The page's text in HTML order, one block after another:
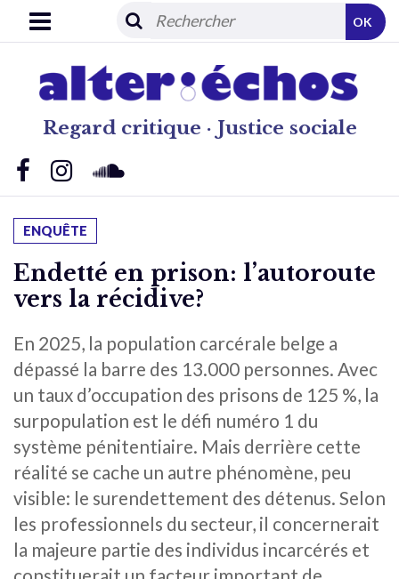
Regard critique · Justice sociale
OK
ENQUÊTE
Endetté en prison: l’autoroute
vers la récidive?
En 2025, la population carcérale belge a
dépassé la barre des 13.000 personnes. Avec
un taux d’occupation des prisons de 125 %, la
surpopulation est le défi numéro 1 du
système pénitentiaire. Mais derrière cette
réalité se cache un autre phénomène, peu
visible: le surendettement des détenus. Selon
les professionnels du secteur, il concernerait
la majeure partie des individus incarcérés et